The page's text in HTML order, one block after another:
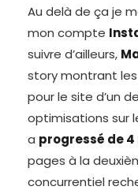
Au delà de ça je
mon compte
suivre d’ailleurs,
story montrant
pour le site d’un
optimisations sur
a progressé de
pages à la
concurrentiel